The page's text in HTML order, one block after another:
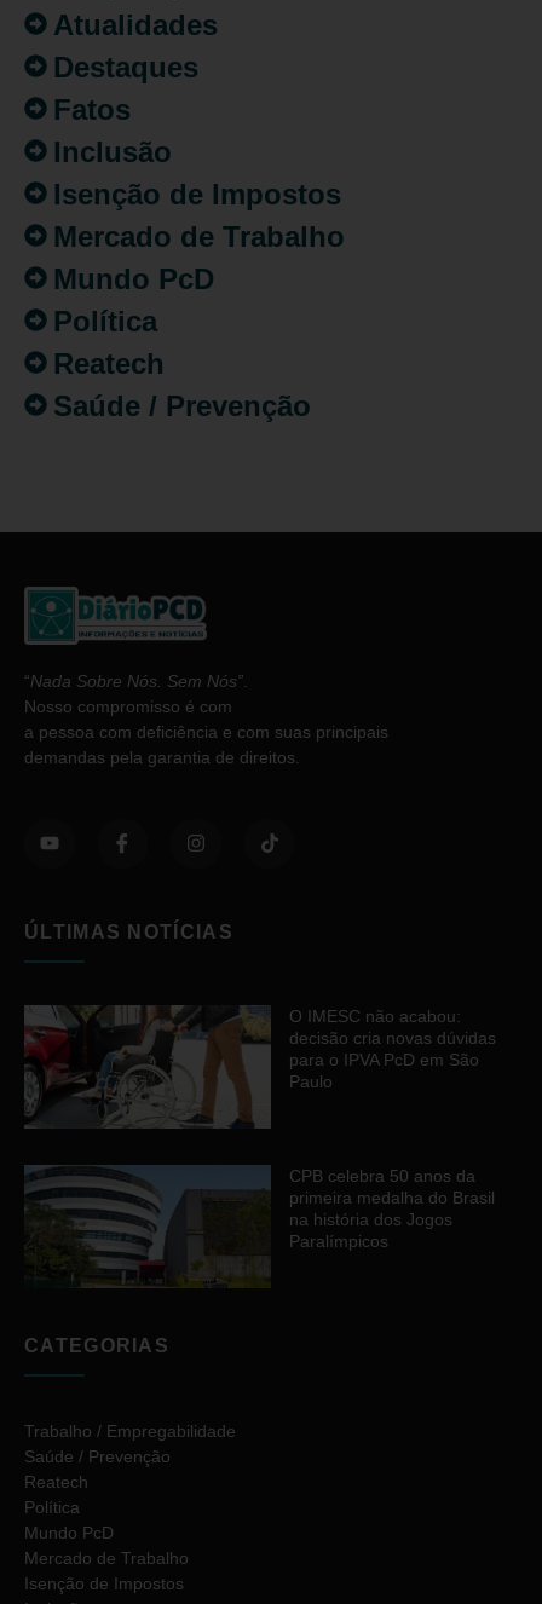
Atualidades
Destaques
Fatos
Inclusão
Isenção de Impostos
Mercado de Trabalho
Mundo PcD
Política
Reatech
Saúde / Prevenção
“Nada Sobre Nós. Sem Nós”
Nosso compromisso é com
a pessoa com deficiência e com suas principais
demandas pela garantia de direitos.
ÚLTIMAS NOTÍCIAS
O IMESC não acabou:
decisão cria novas dúvidas
para o IPVA PcD em São
Paulo
CPB celebra 50 anos da
primeira medalha do Brasil
na história dos Jogos
Paralímpicos
CATEGORIAS
Trabalho / Empregabilidade
Saúde / Prevenção
Reatech
Política
Mundo PcD
Mercado de Trabalho
Isenção de Impostos